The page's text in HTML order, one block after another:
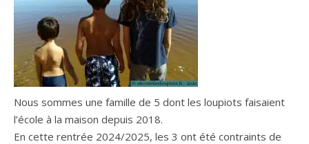
Nous sommes une famille de 5 dont les loupiots faisaient
l’école à la maison depuis 2018.
En cette rentrée 2024/2025, les 3 ont été contraints de